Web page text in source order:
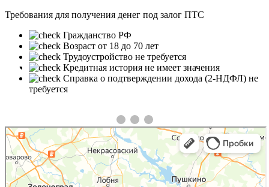
Требования для получения денег под залог ПТС
Гражданство РФ
Возраст от 18 до 70 лет
Трудоустройство не требуется
Кредитная история не имеет значения
Справка о подтверждении дохода (2-НДФЛ) не
требуется
❮